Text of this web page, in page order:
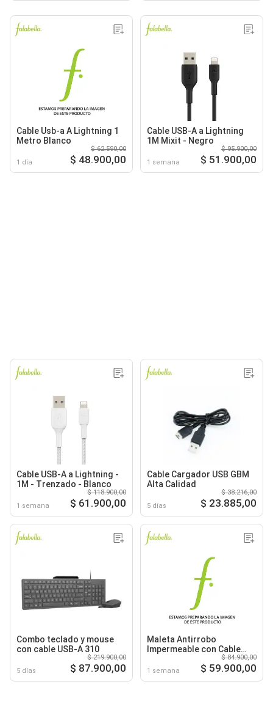
Cable Usb-a A Lightning 1
Metro Blanco
1 día
$ 62.590,00
$ 48.900,00
Cable USB-A a Lightning
1M Mixit - Negro
1 semana
$ 95.900,00
$ 51.900,00
Cable USB-A a Lightning -
1M - Trenzado - Blanco
1 semana
$ 118.900,00
$ 61.900,00
Cable Cargador USB GBM
Alta Calidad
5 días
$ 38.216,00
$ 23.885,00
Combo teclado y mouse
con cable USB-A 310
5 días
$ 219.900,00
$ 87.900,00
Maleta Antirrobo
Impermeable con Cable
1 semana
$ 84.900,00
$ 59.900,00